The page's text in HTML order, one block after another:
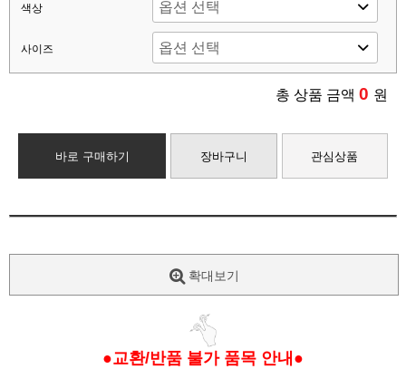
색상
사이즈
총 상품 금액 0 원
바로 구매하기 장바구니 관심상품
확대보기
●교환/반품 불가 품목 안내●